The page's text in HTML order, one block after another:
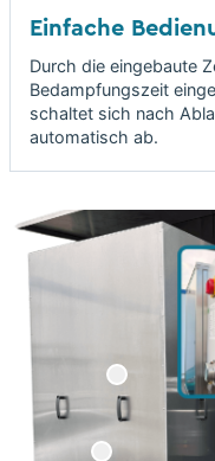
Einfache
Durch die eingebaute
Bedampfungszeit
schaltet sich nach
automatisch ab.